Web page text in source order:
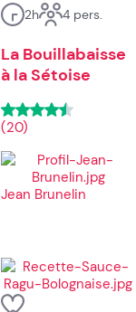
2h
4 pers.
La Bouillabaisse
à la Sétoise
(20)
Jean Brunelin